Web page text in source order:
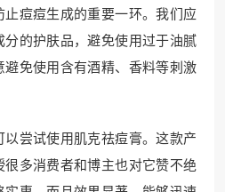
痘痘生成的重要一环。我们应
的护肤品，避免使用过于油腻
避免使用含有酒精、香料等刺激
尝试使用肌克祛痘膏。这款产
很多消费者和博主也对它赞不绝